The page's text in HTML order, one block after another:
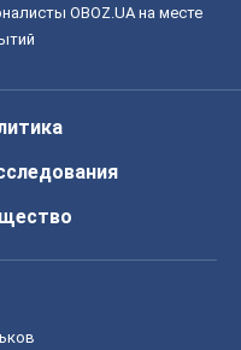
OBOZ.UA на месте